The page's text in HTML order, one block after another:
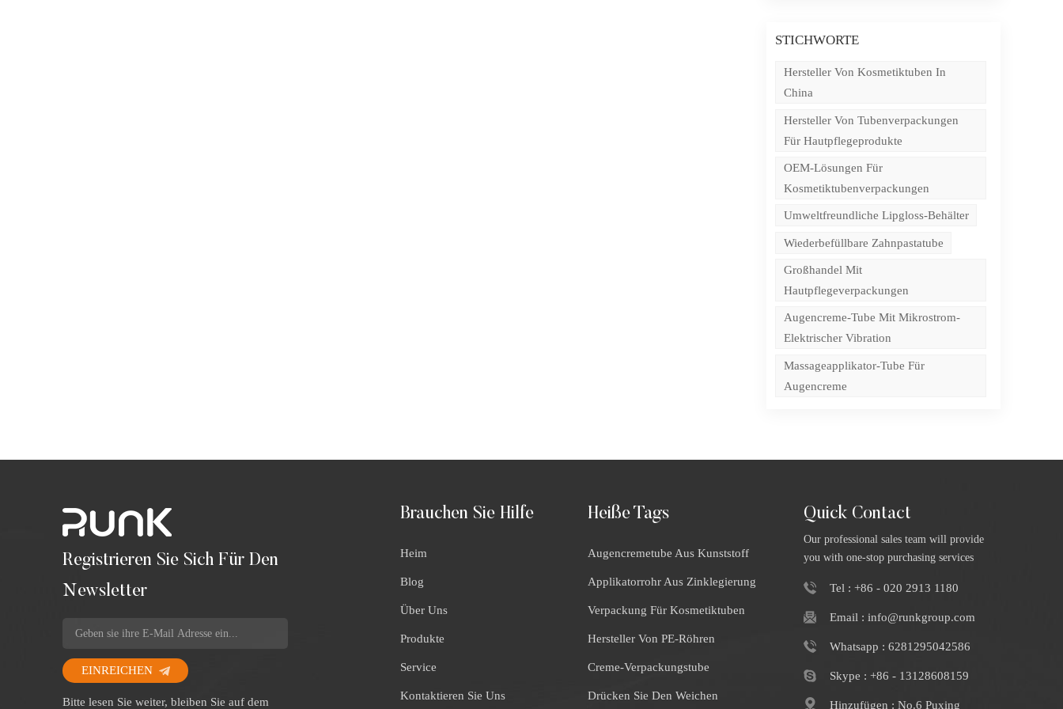
STICHWORTE
Hersteller Von Kosmetiktuben In
China
Hersteller Von Tubenverpackungen
Für Hautpflegeprodukte
OEM-Lösungen Für
Kosmetiktubenverpackungen
Umweltfreundliche Lipgloss-Behälter
Wiederbefüllbare Zahnpastatube
Großhandel Mit
Hautpflegeverpackungen
Augencreme-Tube Mit Mikrostrom-
Elektrischer Vibration
Massageapplikator-Tube Für
Augencreme
Registrieren Sie Sich Für Den
Newsletter
EINREICHEN
Bitte lesen Sie weiter, bleiben Sie auf dem
Brauchen Sie Hilfe
Heim
Blog
Über Uns
Produkte
Service
Kontaktieren Sie Uns
Heiße Tags
Augencremetube Aus Kunststoff
Applikatorrohr Aus Zinklegierung
Verpackung Für Kosmetiktuben
Hersteller Von PE-Röhren
Creme-Verpackungstube
Drücken Sie Den Weichen
Quick Contact
Our professional sales team will provide
you with one-stop purchasing services
Tel : +86 - 020 2913 1180
Email : info@runkgroup.com
Whatsapp : 6281295042586
Skype : +86 - 13128608159
Hinzufügen : No.6 Puxing